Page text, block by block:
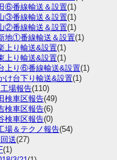
⑥番線輸送＆設置(1)
③番線輸送＆設置(1)
②番線輸送＆設置(1)
地①番線輸送＆設置(1)
上り輸送&設置(1)
上り輸送&設置(1)
上り⑥番線輸送&設置(1)
け台下り輸送&設置(1)
場報告(110)
検車区報告(49)
検車区報告(6)
検車区報告(0)
場＆テクノ報告(54)
送(27)
(1)